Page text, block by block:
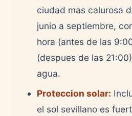
ciudad mas calurosa
junio a septiembre,
hora (antes de las
(despues de las
agua.
Proteccion solar:
el sol sevillano es